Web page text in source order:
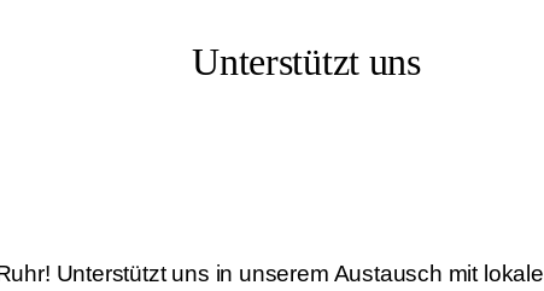
Unterstützt uns
Unterstützt uns in unserem Austausch mit